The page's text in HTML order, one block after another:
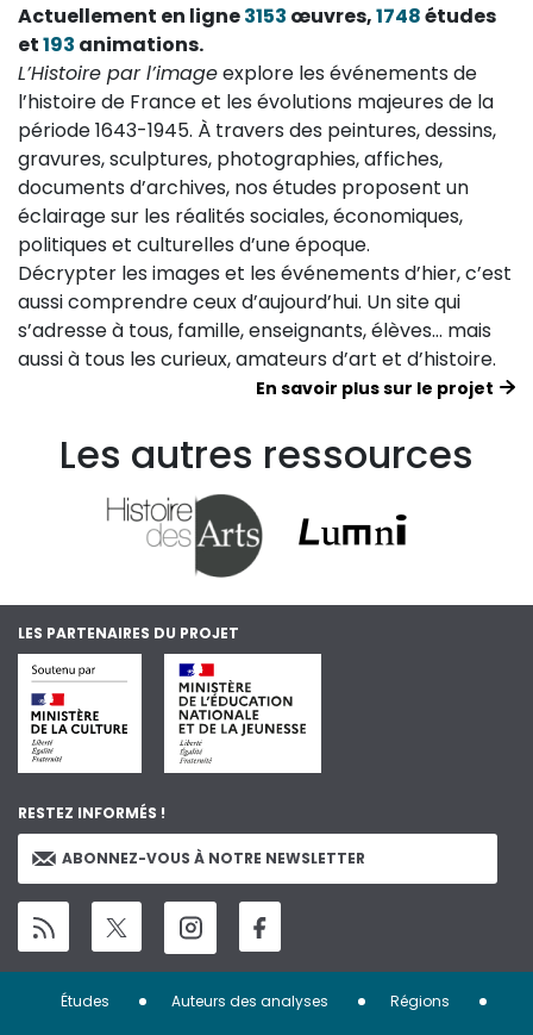
Actuellement en ligne3153 œuvres,1748études
et193 animations.
L’Histoire par l’imageexplore les événements de
l’histoire de France et les évolutions majeures de la
période 1643-1945. À travers des peintures, dessins,
gravures, sculptures, photographies, affiches,
documents d’archives, nos études proposent un
éclairage sur les réalités sociales, économiques,
politiques et culturelles d’une époque.
Décrypter les images et les événements d’hier, c’est
aussi comprendre ceux d’aujourd’hui. Un site qui
s’adresse à tous, famille, enseignants, élèves… mais
aussi à tous les curieux, amateurs d’art et d’histoire.
En savoir plus sur le projet
Les autres ressources
LES PARTENAIRES DU PROJET
RESTEZ INFORMÉS !
ABONNEZ-VOUS À NOTRE NEWSLETTER
Menu
Études Auteurs des analyses
Régions